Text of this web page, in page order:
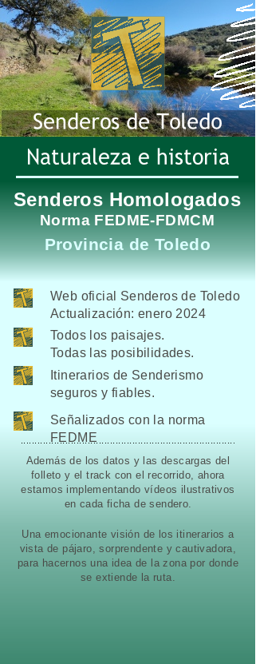
Provincia de Toledo
Todos los paisajes.
Todas las posibilidades.
Señalizados con la norma
FEDME
Senderos Homologados
Norma FEDME-FDMCM
Itinerarios de Senderismo
seguros y fiables.
Web oficial Senderos de Toledo
Actualización: enero 2024
Además de los datos y las descargas del
folleto y el track con el recorrido, ahora
estamos implementando vídeos ilustrativos
en cada ficha de sendero.
Una emocionante visión de los itinerarios a
vista de pájaro, sorprendente y cautivadora,
para hacernos una idea de la zona por donde
se extiende la ruta.